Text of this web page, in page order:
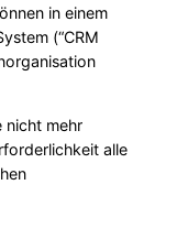
in einem
(“CRM
nicht mehr
alle